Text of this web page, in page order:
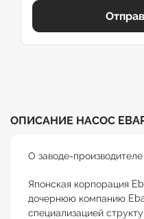
ОПИСАНИЕ НАСОС
О заводе-производителе
Японская корпорация
дочернюю компанию
специализацией